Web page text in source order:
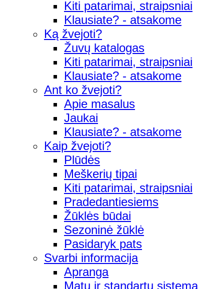
Kiti patarimai, straipsniai
Klausiate? - atsakome
Ką žvejoti?
Žuvų katalogas
Kiti patarimai, straipsniai
Klausiate? - atsakome
Ant ko žvejoti?
Apie masalus
Jaukai
Klausiate? - atsakome
Kaip žvejoti?
Plūdės
Meškerių tipai
Kiti patarimai, straipsniai
Pradedantiesiems
Žūklės būdai
Sezoninė žūklė
Pasidaryk pats
Svarbi informacija
Apranga
Matų ir standartų sistema